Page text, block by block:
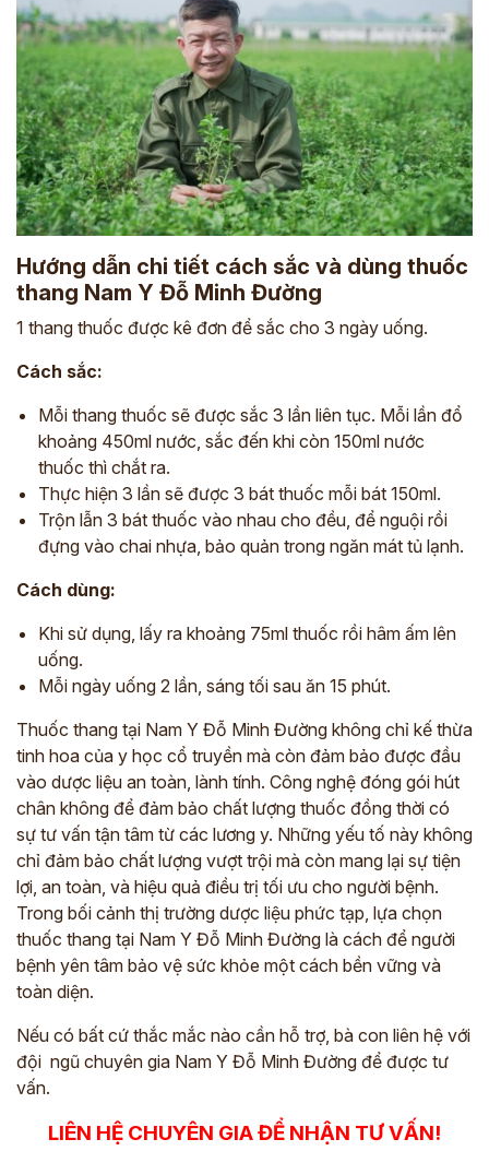
Hướng dẫn chi tiết cách sắc và dùng thuốc
thang Nam Y Đỗ Minh Đường
1 thang thuốc được kê đơn để sắc cho 3 ngày uống.
Cách sắc:
Mỗi thang thuốc sẽ được sắc 3 lần liên tục. Mỗi lần đổ
khoảng 450ml nước, sắc đến khi còn 150ml nước
thuốc thì chắt ra.
Thực hiện 3 lần sẽ được 3 bát thuốc mỗi bát 150ml.
Trộn lẫn 3 bát thuốc vào nhau cho đều, để nguội rồi
đựng vào chai nhựa, bảo quản trong ngăn mát tủ lạnh.
Cách dùng:
Khi sử dụng, lấy ra khoảng 75ml thuốc rồi hâm ấm lên
uống.
Mỗi ngày uống 2 lần, sáng tối sau ăn 15 phút.
Thuốc thang tại Nam Y Đỗ Minh Đường không chỉ kế thừa
tinh hoa của y học cổ truyền mà còn đảm bảo được đầu
vào dược liệu an toàn, lành tính. Công nghệ đóng gói hút
chân không để đảm bảo chất lượng thuốc đồng thời có
sự tư vấn tận tâm từ các lương y. Những yếu tố này không
chỉ đảm bảo chất lượng vượt trội mà còn mang lại sự tiện
lợi, an toàn, và hiệu quả điều trị tối ưu cho người bệnh.
Trong bối cảnh thị trường dược liệu phức tạp, lựa chọn
thuốc thang tại Nam Y Đỗ Minh Đường là cách để người
bệnh yên tâm bảo vệ sức khỏe một cách bền vững và
toàn diện.
Nếu có bất cứ thắc mắc nào cần hỗ trợ, bà con liên hệ với
đội ngũ chuyên gia Nam Y Đỗ Minh Đường để được tư
vấn.
LIÊN HỆ CHUYÊN GIA ĐỂ NHẬN TƯ VẤN!